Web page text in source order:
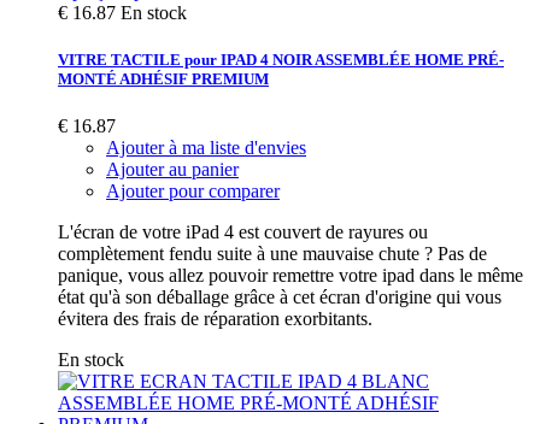
€ 16.87 En stock
VITRE TACTILE pour IPAD 4 NOIR ASSEMBLÉE HOME PRÉ-
MONTÉ ADHÉSIF PREMIUM
€ 16.87
Ajouter à ma liste d'envies
Ajouter au panier
Ajouter pour comparer
L'écran de votre iPad 4 est couvert de rayures ou
complètement fendu suite à une mauvaise chute ? Pas de
panique, vous allez pouvoir remettre votre ipad dans le même
état qu'à son déballage grâce à cet écran d'origine qui vous
évitera des frais de réparation exorbitants.
En stock